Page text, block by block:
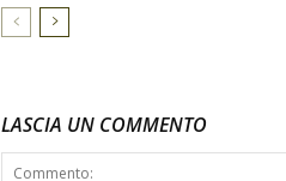
LASCIA UN COMMENTO